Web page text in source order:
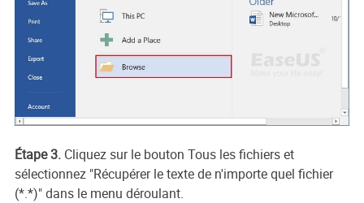
Étape 3.Cliquez sur le bouton Tous les fichiers et
sélectionnez "Récupérer le texte de n'importe quel fichier
(*.*)" dans le menu déroulant.